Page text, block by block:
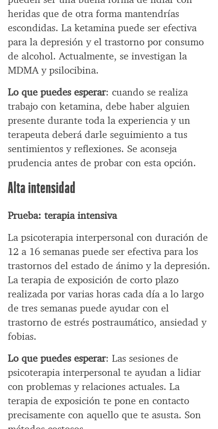
heridas que de otra forma mantendrías
escondidas. La ketamina puede ser efectiva
para la depresión y el trastorno por consumo
de alcohol. Actualmente, se investigan la
MDMA y psilocibina.
Lo que puedes esperar: cuando se realiza
trabajo con ketamina, debe haber alguien
presente durante toda la experiencia y un
terapeuta deberá darle seguimiento a tus
sentimientos y reflexiones. Se aconseja
prudencia antes de probar con esta opción.
Alta intensidad
Prueba: terapia intensiva
La psicoterapia interpersonal con duración de
12 a 16 semanas puede ser efectiva para los
trastornos del estado de ánimo y la depresión.
La terapia de exposición de corto plazo
realizada por varias horas cada día a lo largo
de tres semanas puede ayudar con el
trastorno de estrés postraumático, ansiedad y
fobias.
Lo que puedes esperar: Las sesiones de
psicoterapia interpersonal te ayudan a lidiar
con problemas y relaciones actuales. La
terapia de exposición te pone en contacto
precisamente con aquello que te asusta. Son